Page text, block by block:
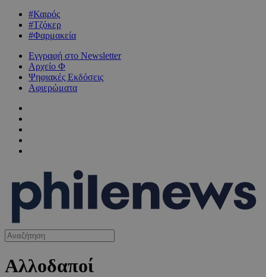
#Καιρός
#Τζόκερ
#Φαρμακεία
Εγγραφή στο Newsletter
Αρχείο Φ
Ψηφιακές Εκδόσεις
Αφιερώματα
Αλλοδαποί